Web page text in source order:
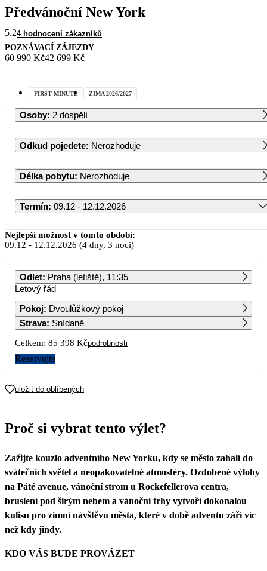
Předvánoční New York
5.24 hodnocení zákazníků
POZNÁVACÍ ZÁJEZDY
60 990 Kč42 699 Kč
FIRST MINUTE ZIMA 2026/2027
Osoby: 2 dospělí
Odkud pojedete: Nerozhoduje
Délka pobytu: Nerozhoduje
Termín: 09.12 - 12.12.2026
Prosinec 2026
PO ÚT ST ČT PÁ SO NE
7
21
Nejlepší možnost v tomto období:
09.12 - 12.12.2026 (4 dny, 3 noci)
Odlet: Praha (letiště), 11:35
Letový řád
Pokoj: Dvoulůžkový pokoj
Strava: Snídaně
Celkem: 85 398 Kčpodrobnosti
Rezervujte
uložit do oblíbených
Proč si vybrat tento výlet?
Zažijte kouzlo adventního New Yorku, kdy se město zahalí do
svátečních světel a neopakovatelné atmosféry. Ozdobené výlohy
na Páté avenue, vánoční strom u Rockefellerova centra,
bruslení pod širým nebem a vánoční trhy vytvoří dokonalou
kulisu pro zimní návštěvu města, které v době adventu září víc
než kdy jindy.
KDO VÁS BUDE PROVÁZET